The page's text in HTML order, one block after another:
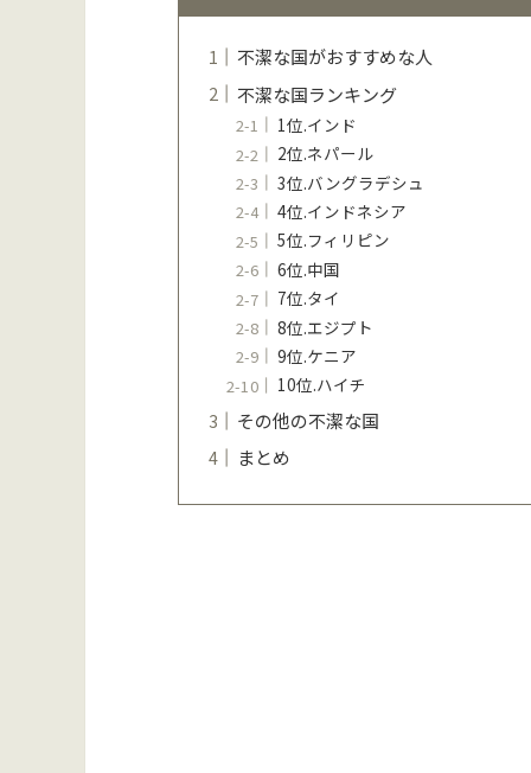
不潔な国がおすすめな人
不潔な国ランキング
1位.インド
2位.ネパール
3位.バングラデシュ
4位.インドネシア
5位.フィリピン
6位.中国
7位.タイ
8位.エジプト
9位.ケニア
10位.ハイチ
その他の不潔な国
まとめ